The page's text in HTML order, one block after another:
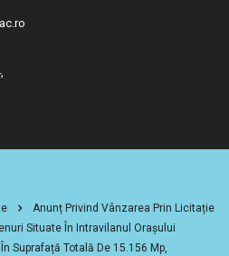
Anunț Privind Vânzarea Prin Licitație
Situate În Intravilanul Orașului
Suprafață Totală De 15.156 Mp,